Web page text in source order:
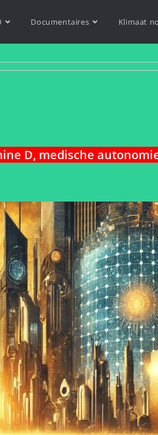
Documentaires Klimaat
D, medische